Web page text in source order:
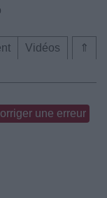
⇑
Vidéos
une erreur